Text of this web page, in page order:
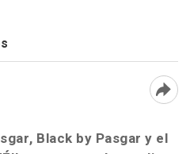
Black by Pasgar y el